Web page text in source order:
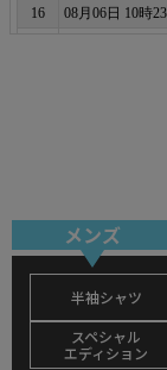
メンズ
半袖シャツ
スペシャル
エディション